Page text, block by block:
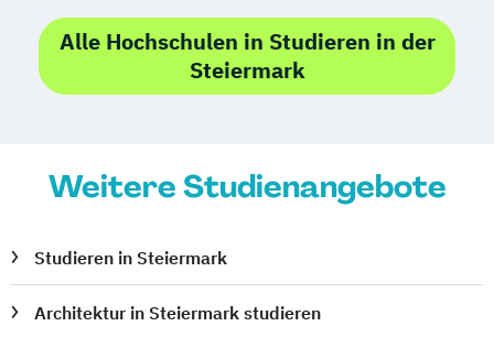
Verwaltungsfachangestellte
Robotics (DE/EN) Social Media
Soziale Arbeit Schwerpunkt Kinder und
Alle Hochschulen in Studieren in der
Steiermark
Weitere Studienangebote
Studieren in Steiermark
Architektur in Steiermark studieren